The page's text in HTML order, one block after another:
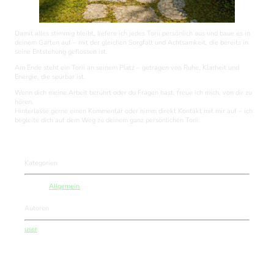
Damit alles stimmig bleibt, liefere ich jedes Torii persönlich aus und baue es in
deinem Garten auf – mit der gleichen Sorgfalt und Achtsamkeit, die bereits in
seine Entstehung geflossen ist.
Am Ende steht ein Torii an seinem Platz – getragen von Ruhe, Klarheit und
Energie, die spürbar ist.
Wenn dich meine Arbeit berührt oder du Fragen hast, freue ich mich, von dir zu
hören.
Hinterlasse gerne einen Kommentar oder nimm direkt Kontakt mit mir auf – ich
begleite dich auf dem Weg zu deinem ganz persönlichen Torii.
Kategorien
Allgemein
Autoren
user